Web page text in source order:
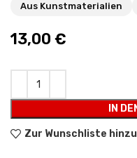
Aus Kunstmaterialien
13,00 €
IN
Zur Wunschliste